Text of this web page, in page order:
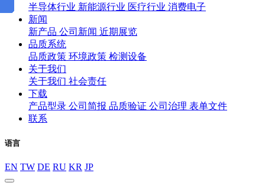
半导体行业 新能源行业 医疗行业 消费电子
新闻
新产品 公司新闻 近期展览
品质系统
品质政策 环境政策 检测设备
关于我们
关于我们 社会责任
下载
产品型录 公司简报 品质验证 公司治理 表单文件
联系
语言
EN TW DE RU KR JP